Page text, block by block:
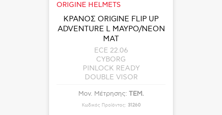
ORIGINE HELMETS
ΚΡΑΝΟΣ ORIGINE FLIP UP
ADVENTURE L ΜΑΥΡΟ/ΝΕΟΝ
ΜΑΤ
ECE 22.06
CYBORG
PINLOCK READY
DOUBLE VISOR
Μον. Μέτρησης: ΤΕΜ.
Κωδικός Προϊόντος: 31260